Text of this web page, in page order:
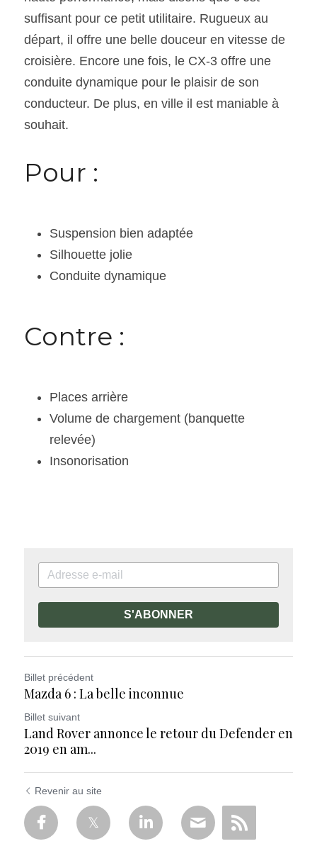
suffisant pour ce petit utilitaire. Rugueux au
départ, il offre une belle douceur en vitesse de
croisière. Encore une fois, le CX-3 offre une
conduite dynamique pour le plaisir de son
conducteur. De plus, en ville il est maniable à
souhait.
Pour :
Suspension bien adaptée
Silhouette jolie
Conduite dynamique
Contre :
Places arrière
Volume de chargement (banquette
relevée)
Insonorisation
S'ABONNER
Billet précédent
Mazda 6 : La belle inconnue
Billet suivant
Land Rover annonce le retour du Defender en
2019 en am...
Revenir au site